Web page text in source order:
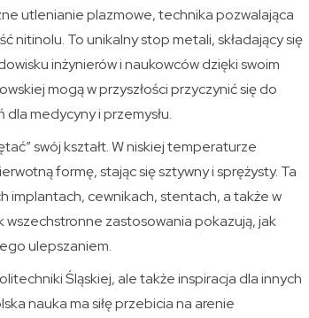
utlenianie plazmowe, technika pozwalająca
nitinolu. To unikalny stop metali, składający się
inżynierów i naukowców dzięki swoim
mogą w przyszłości przyczynić się do
medycyny i przemysłu.
swój kształt. W niskiej temperaturze
formę, stając się sztywny i sprężysty. Ta
implantach, cewnikach, stentach, a także w
wszechstronne zastosowania pokazują, jak
ulepszaniem.
Śląskiej, ale także inspiracja dla innych
nauka ma siłę przebicia na arenie